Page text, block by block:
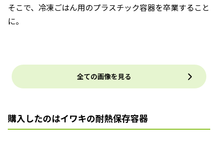
そこで、冷凍ごはん用のプラスチック容器を卒業すること
に。
全ての画像を見る
購入したのはイワキの耐熱保存容器